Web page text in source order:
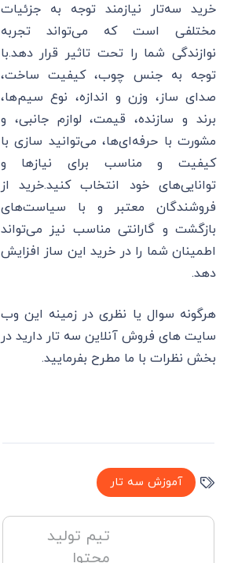
خرید سه‌تار نیازمند توجه به جزئیات
مختلفی است که می‌تواند تجربه
نوازندگی شما را تحت تاثیر قرار دهد.با
توجه به جنس چوب، کیفیت ساخت،
صدای ساز، وزن و اندازه، نوع سیم‌ها،
برند و سازنده، قیمت، لوازم جانبی، و
مشورت با حرفه‌ای‌ها، می‌توانید سازی با
کیفیت و مناسب برای نیازها و
توانایی‌های خود انتخاب کنید.خرید از
فروشندگان معتبر و با سیاست‌های
بازگشت و گارانتی مناسب نیز می‌تواند
اطمینان شما را در خرید این ساز افزایش
دهد.
هرگونه سوال یا نظری در زمینه این وب
سایت های فروش آنلاین سه تار دارید در
بخش نظرات با ما مطرح بفرمایید.
آموزش سه تار
تیم تولید